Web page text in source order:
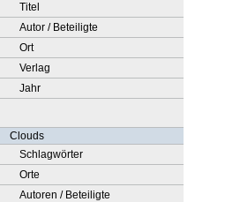
Titel
Autor / Beteiligte
Ort
Verlag
Jahr
Clouds
Schlagwörter
Orte
Autoren / Beteiligte